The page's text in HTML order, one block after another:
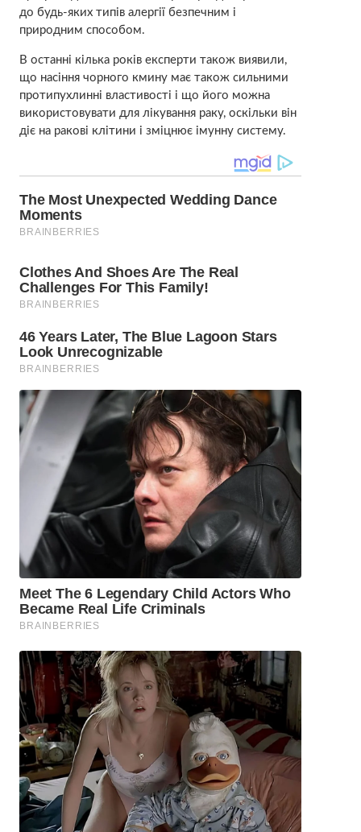
до будь-яких типів алергії безпечним і
природним способом.
В останні кілька років експерти також виявили,
що насіння чорного кмину має також сильними
протипухлинні властивості і що його можна
використовувати для лікування раку, оскільки він
діє на ракові клітини і зміцнює імунну систему.